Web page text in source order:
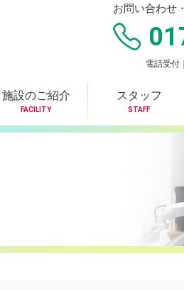
お問い合わせ
電話受付
施設のご紹介
FACILITY
スタッフ
STAFF